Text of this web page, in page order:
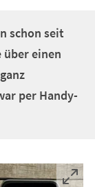
schon seit
über einen
per Handy-